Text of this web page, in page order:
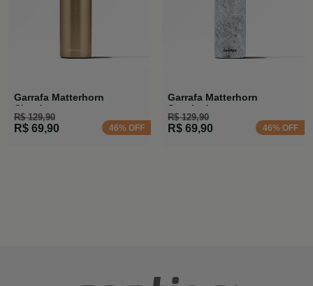
Garrafa Matterhorn
Chardonnay
R$ 129,90
R$ 69,90 46% OFF
Garrafa Matterhorn
Specked
R$ 129,90
R$ 69,90 46% OFF